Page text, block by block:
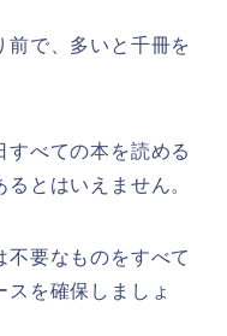
前で、多いと千冊を
すべての本を読める
とはいえません。
不要なものをすべて
を確保しましょ